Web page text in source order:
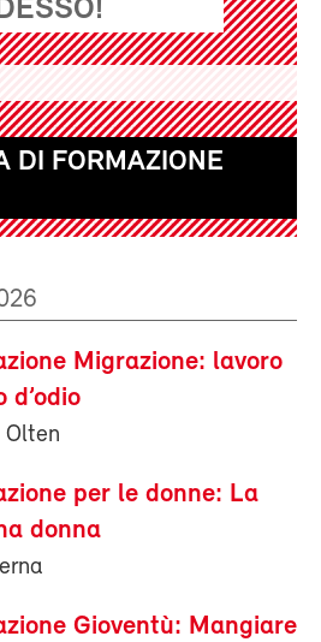
DI FORMAZIONE
Migrazione: lavoro
d’odio
Olten
per le donne: La
donna
Gioventù: Mangiare